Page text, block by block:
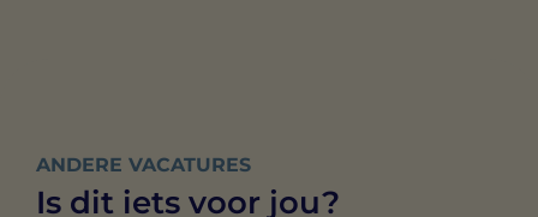
ANDERE VACATURES
Is dit iets voor jou?